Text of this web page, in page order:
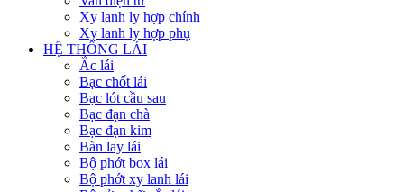
Xy lanh ly hợp chính
Xy lanh ly hợp phụ
HỆ THỐNG LÁI
Ắc lái
Bạc chốt lái
Bạc lót cầu sau
Bạc đạn chà
Bạc đạn kim
Bàn lay lái
Bộ phớt box lái
Bộ phớt xy lanh lái